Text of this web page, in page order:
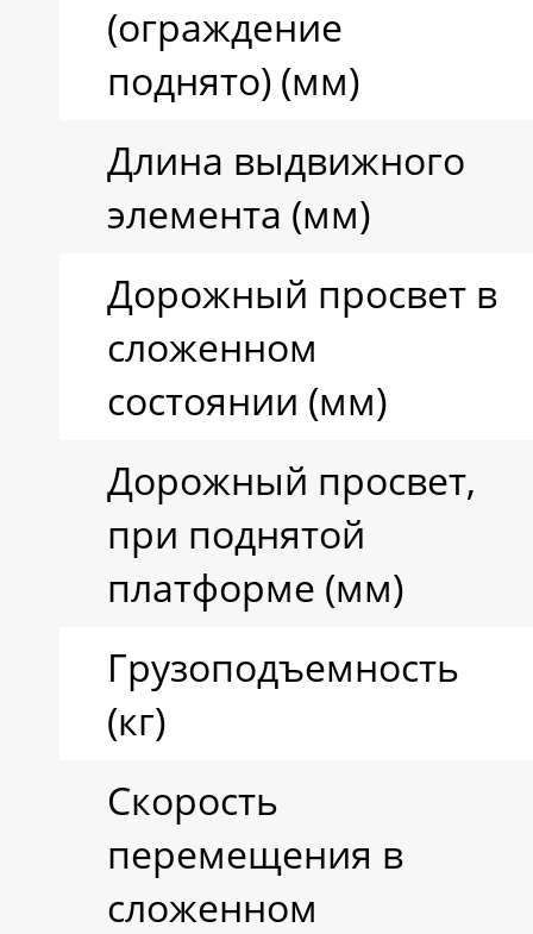
(ограждение
поднято) (мм)
Длина выдвижного
элемента (мм)
Дорожный просвет в
сложенном
состоянии (мм)
Дорожный просвет,
при поднятой
платформе (мм)
Грузоподъемность
(кг)
Скорость
перемещения в
сложенном